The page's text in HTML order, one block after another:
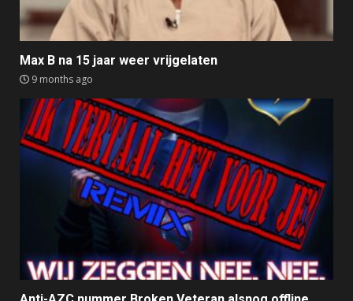
Max B na 15 jaar weer vrijgelaten
9 months ago